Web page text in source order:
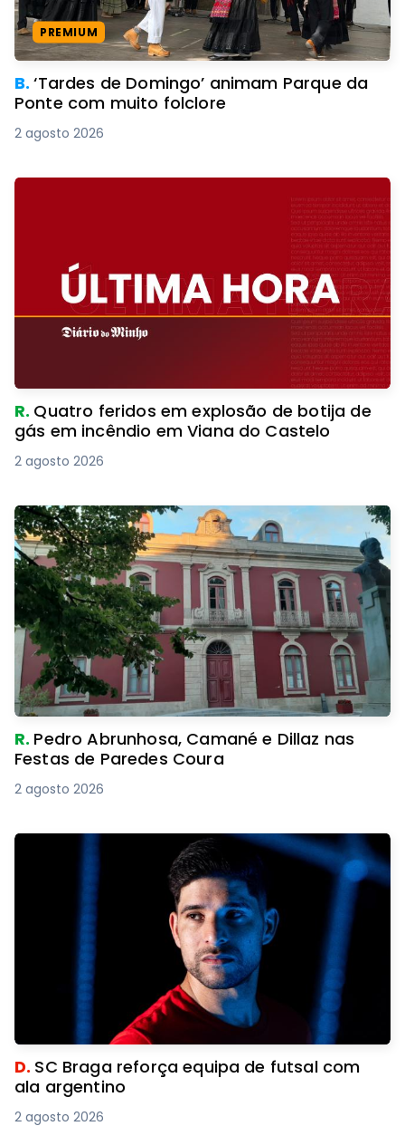
PREMIUM
B.‘Tardes de Domingo’ animam Parque da
Ponte com muito folclore
2 agosto 2026
R. Quatro feridos em explosão de botija de
gás em incêndio em Viana do Castelo
2 agosto 2026
R. Pedro Abrunhosa, Camané e Dillaz nas
Festas de Paredes Coura
2 agosto 2026
D. SC Braga reforça equipa de futsal com
ala argentino
2 agosto 2026